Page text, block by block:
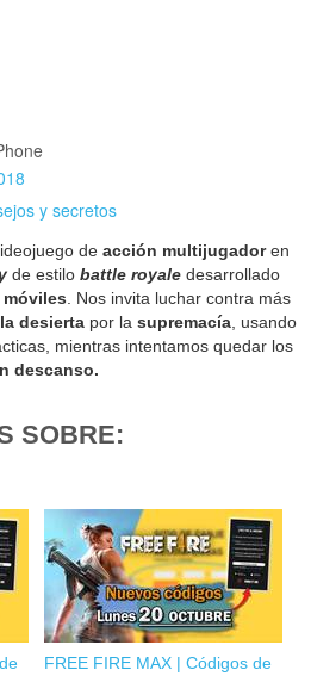
y secretos
deacción multijugadoren
de estilobattle royale desarrollado
. Nos invita luchar contra más
desierta por lasupremacía , usando
mientras intentamos quedar los
descanso.
SOBRE:
FREE FIRE MAX | Códigos de